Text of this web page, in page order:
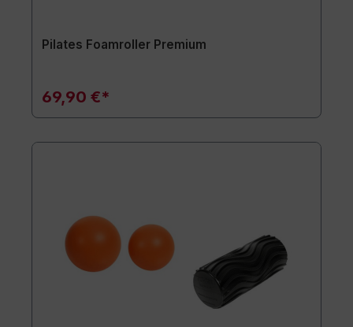
Pilates Foamroller Premium
69,90 €*